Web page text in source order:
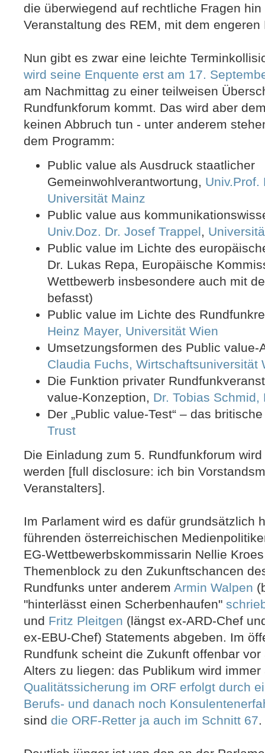
die überwiegend auf rechtliche Fragen
Veranstaltung des REM, mit dem
Nun gibt es zwar eine leichte
wird seine Enquente erst am 17.
am Nachmittag zu einer teilweisen
Rundfunkforum kommt. Das wird aber
keinen Abbruch tun - unter anderem
dem Programm:
Public value als Ausdruck staatlicher
Gemeinwohlverantwortung, Univ.Prof.
Universität Mainz
Public value aus
Univ.Doz. Dr. Josef Trappel,
Public value im Lichte des
Dr. Lukas Repa, Europäische
Wettbewerb insbesondere auch mit
befasst)
Public value im Lichte des
Heinz Mayer, Universität Wien
Umsetzungsformen des Public
Claudia Fuchs, Wirtschaftsuniversität
Die Funktion privater
value-Konzeption, Dr. Tobias
Der „Public value-Test“ – das
Trust
Die Einladung zum 5. Rundfunkforum
werden [full disclosure: ich bin
Veranstalters].
Im Parlament wird es dafür grundsätzlich
führenden österreichischen
EG-Wettbewerbskommissarin Nellie
Themenblock zu den Zukunftschancen
Rundfunks unter anderem Armin Walpen
"hinterlässt einen Scherbenhaufen"
und Fritz Pleitgen (längst ex-ARD-Chef
ex-EBU-Chef) Statements abgeben. Im
Rundfunk scheint die Zukunft offenbar
Alters zu liegen: das Publikum wird
Qualitätssicherung im ORF erfolgt durch
Berufs- und danach noch
sind die ORF-Retter ja auch im Schnitt 67.